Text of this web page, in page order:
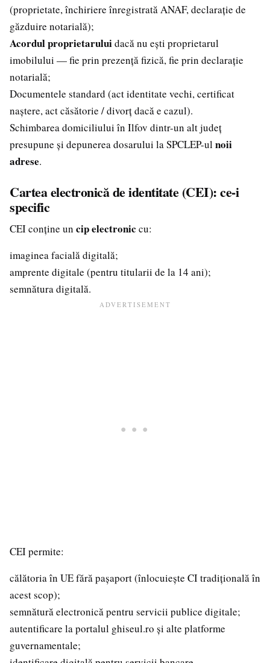
(proprietate, închiriere înregistrată ANAF, declarație de
găzduire notarială);
Acordul proprietaruluidacă nu ești proprietarul
imobilului — fie prin prezență fizică, fie prin declarație
notarială;
Documentele standard (act identitate vechi, certificat
naștere, act căsătorie / divorț dacă e cazul).
Schimbarea domiciliului în Ilfov dintr-un alt județ
presupune și depunerea dosarului la SPCLEP-ul noii
adrese.
Cartea electronică de identitate (CEI): ce-i
specific
CEI conține un cip electronic cu:
imaginea facială digitală;
amprente digitale (pentru titularii de la 14 ani);
semnătura digitală.
CEI permite:
călătoria în UE fără pașaport (înlocuiește CI tradițională în
acest scop);
semnătură electronică pentru servicii publice digitale;
autentificare la portalul ghiseul.ro și alte platforme
guvernamentale;